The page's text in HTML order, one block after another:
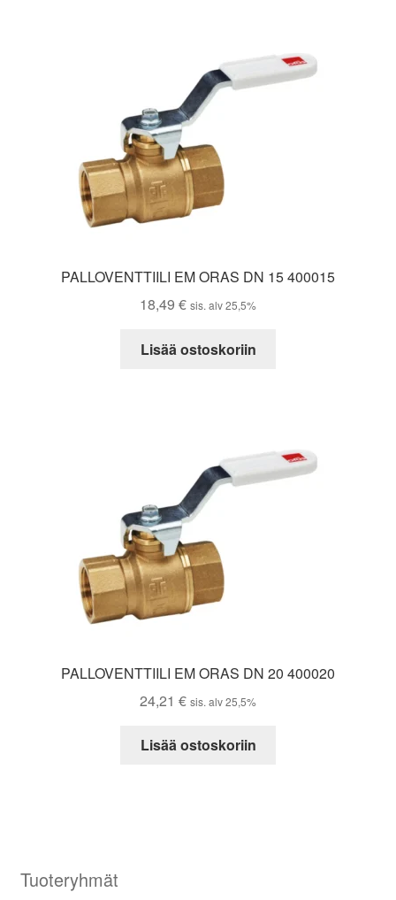
PALLOVENTTIILI EM ORAS DN 15 400015
18,49 € sis. alv 25,5%
Lisää ostoskoriin
PALLOVENTTIILI EM ORAS DN 20 400020
24,21 € sis. alv 25,5%
Lisää ostoskoriin
Tuoteryhmät